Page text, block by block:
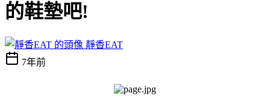
的鞋墊吧!
靜香EAT
7年前